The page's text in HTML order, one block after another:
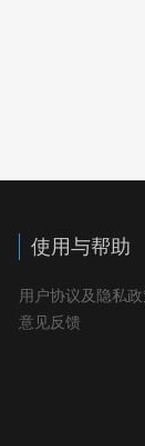
使用与帮助
用户协议及隐私政
意见反馈